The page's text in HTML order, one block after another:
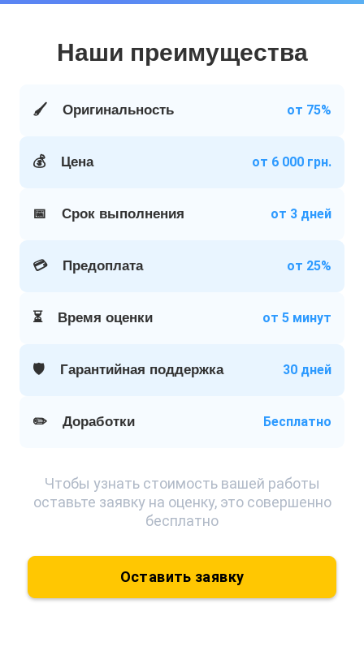
Наши преимущества
🖌️ Оригинальность от 75%
💰 Цена от 6 000 грн.
📅 Срок выполнения от 3 дней
💳 Предоплата от 25%
⏳ Время оценки от 5 минут
🛡️ Гарантийная поддержка 30 дней
✏️ Доработки Бесплатно
Чтобы узнать стоимость вашей работы
оставьте заявку на оценку, это совершенно
бесплатно
Оставить заявку